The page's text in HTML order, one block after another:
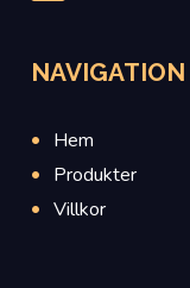
NAVIGATION
Hem
Produkter
Villkor